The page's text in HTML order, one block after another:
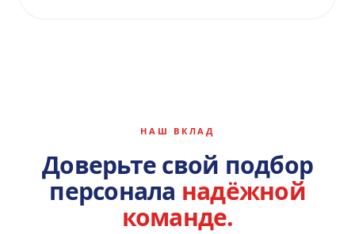
НАШ ВКЛАД
Доверьте свой подбор
персонала надёжной
команде.